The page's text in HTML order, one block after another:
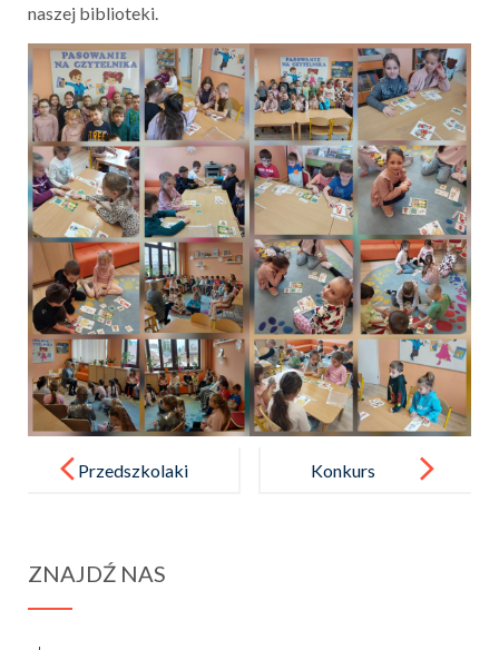
naszej biblioteki.
navigationPrzedszkolaki
i programowa
Konkurs
ZNAJDŹ NAS